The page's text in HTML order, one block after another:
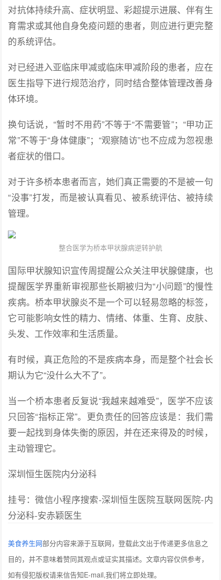
对抗体持续升高、症状明显、彩超提示进展、伴有生
育需求或其他自身免疫问题的患者，则应进行更完整
的系统评估。
对已经进入亚临床甲减或临床甲减阶段的患者，应在
医生指导下进行规范治疗，同时结合整体管理改善身
体环境。
换句话说，“暂时不用药”不等于“不需要管”；“甲功正
常”不等于“身体健康”；“观察随访”也不应成为忽视患
者症状的借口。
对于许多桥本患者而言，她们真正需要的不是被一句
“没事”打发，而是被认真看见、被系统评估、被持续
管理。
整合医学为桥本甲状腺病逆转护航
国际甲状腺知识宣传周提醒公众关注甲状腺健康，也
提醒医学界重新审视那些长期被归为“小问题”的慢性
疾病。桥本甲状腺炎不是一个可以轻易忽略的标签，
它可能影响女性的精力、情绪、体重、生育、皮肤、
头发、工作效率和生活质量。
有时候，真正危险的不是疾病本身，而是整个社会长
期认为它“没什么大不了”。
当一个桥本患者反复说“我越来越难受”，医学不应该
只回答“指标正常”。更负责任的回答应该是：我们需
要一起找到身体失衡的原因，并在还来得及的时候，
主动管理它。
深圳恒生医院内分泌科
挂号：微信小程序搜索-深圳恒生医院互联网医院-内
分泌科-安赤颖医生
美食养生网部分内容来源于互联网，登载此文出于传递更多信息之
目的，并不意味着赞同其观点或证实其描述。文章内容仅供参考，
如有侵犯版权请来信告知E-mail,我们将立即处理。